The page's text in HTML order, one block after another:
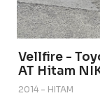
Vellfire -
AT Hitam
2014 - HITAM